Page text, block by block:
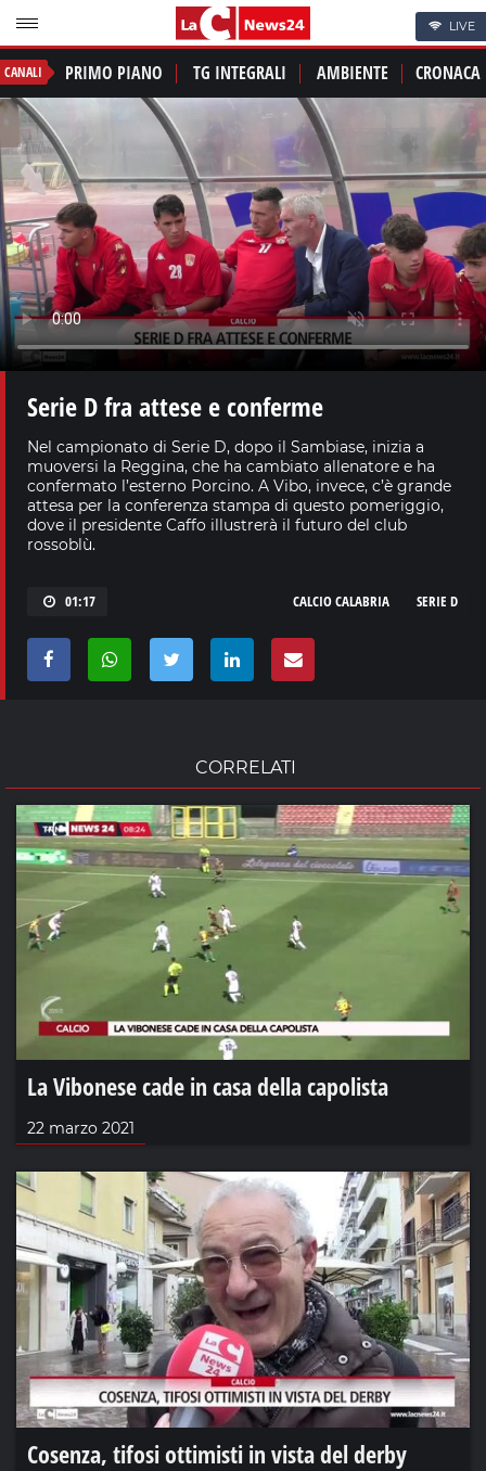
LIVE
CANALI PRIMO PIANO TG INTEGRALI AMBIENTE CRONACA
Serie D fra attese e conferme
Nel campionato di Serie D, dopo il Sambiase, inizia a
muoversi la Reggina, che ha cambiato allenatore e ha
confermato l’esterno Porcino. A Vibo, invece, c’è grande
attesa per la conferenza stampa di questo pomeriggio,
dove il presidente Caffo illustrerà il futuro del club
rossoblù.
01:17 SERIE D
CALCIO CALABRIA
CORRELATI
La Vibonese cade in casa della capolista
22 marzo 2021
Cosenza, tifosi ottimisti in vista del derby